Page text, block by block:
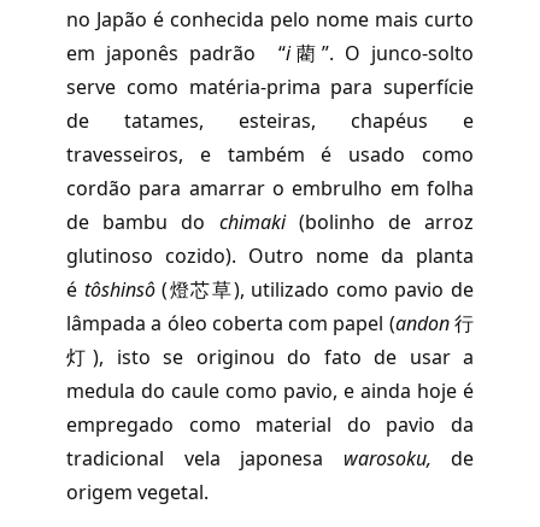
no Japão é conhecida pelo nome mais curto
em japonês padrão “i藺”. O junco-solto
serve como matéria-prima para superfície
de tatames, esteiras, chapéus e
travesseiros, e também é usado como
cordão para amarrar o embrulho em folha
de bambu do chimaki (bolinho de arroz
glutinoso cozido). Outro nome da planta
é tôshinsô(燈芯草), utilizado como pavio de
lâmpada a óleo coberta com papel (andon行
灯), isto se originou do fato de usar a
medula do caule como pavio, e ainda hoje é
empregado como material do pavio da
tradicional vela japonesa warosoku, de
origem vegetal.